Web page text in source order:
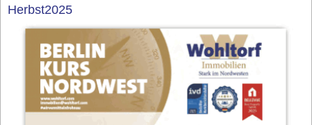
Herbst2025